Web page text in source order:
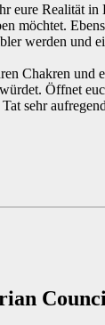
Realität
werden und
Chakren
Öffnet
sehr